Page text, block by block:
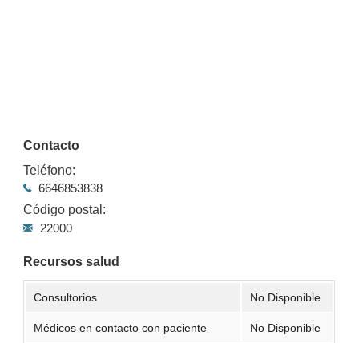
Contacto
Teléfono:
6646853838
Código postal:
22000
Recursos salud
Consultorios No Disponible
Médicos en contacto con paciente No Disponible